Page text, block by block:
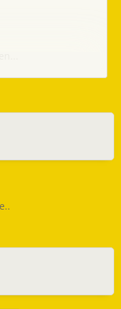
ergötzt mich -
-